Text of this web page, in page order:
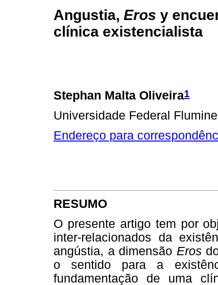
Angustia, Eros y
clínica existencialista
Stephan Malta Oliveira1
Universidade Federal
Endereço para
RESUMO
O presente artigo tem por
inter-relacionados da
angústia, a dimensão Eros
o sentido para a
fundamentação de uma